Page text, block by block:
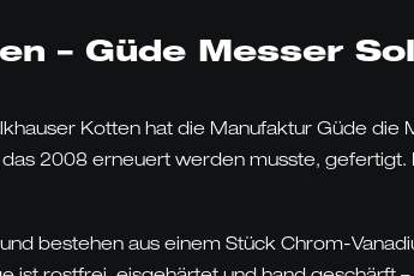
– Güde Messer
Kotten hat die Manufaktur Güde
2008 erneuert werden musste,
bestehen aus einem Stück Chrom-